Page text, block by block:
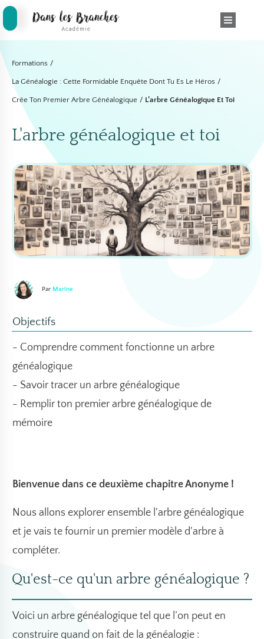
Formations /
La Généalogie : Cette Formidable Enquête Dont Tu Es Le Héros /
Crée Ton Premier Arbre Généalogique / L’arbre Généalogique Et Toi
L'arbre généalogique et toi
Par Marine
Objectifs
- Comprendre comment fonctionne un arbre
généalogique
- Savoir tracer un arbre généalogique
- Remplir ton premier arbre généalogique de
mémoire
Bienvenue dans ce deuxième chapitreAnonyme !
Nous allons explorer ensemble l'arbre généalogique
et je vais te fournir un premier modèle d'arbre à
compléter.
Qu'est-ce qu'un arbre généalogique ?
Voici un arbre généalogique tel que l’on peut en
construire quand on fait de la généalogie :